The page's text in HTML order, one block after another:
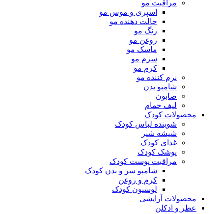
مراقبت مو
اسپری و موس مو
حالت دهنده مو
رنگ مو
روغن مو
ماسک مو
سرم مو
کرم مو
نرم کننده مو
شامپو بدن
صابون
لیف حمام
محصولات کودک
شوینده لباس کودک
شیشه شیر
غذای کودک
پوشک کودک
مراقبت پوست کودک
شامپو سر و بدن کودک
کرم و روغن
لوسیون کودک
محصولات آرایشی
عطر و ادکلن